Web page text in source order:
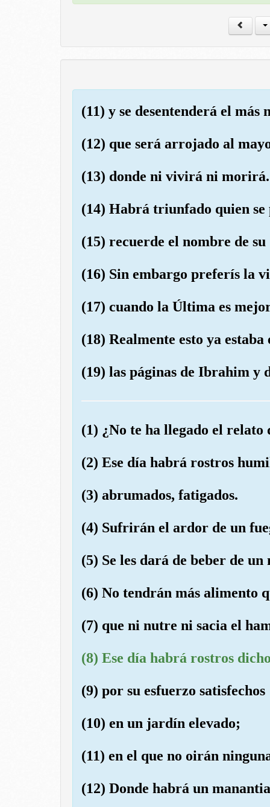
(11) y se desentenderá el más
(12) que será arrojado al
(13) donde ni vivirá ni morirá.
(14) Habrá triunfado quien
(15) recuerde el nombre de
(16) Sin embargo preferís la
(17) cuando la Última es
(18) Realmente esto ya
(19) las páginas de Ibrahim y
(1) ¿No te ha llegado el
(2) Ese día habrá rostros
(3) abrumados, fatigados.
(4) Sufrirán el ardor de un
(5) Se les dará de beber de
(6) No tendrán más alimento
(7) que ni nutre ni sacia el
(8) Ese día habrá rostros
(9) por su esfuerzo satisfechos
(10) en un jardín elevado;
(11) en el que no oirán
(12) Donde habrá un